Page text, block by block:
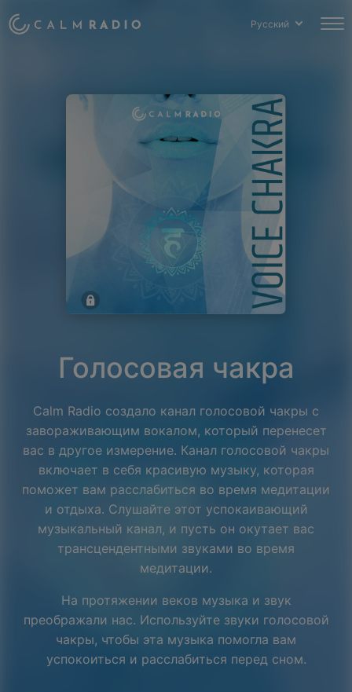
Русский
Голосовая чакра
Calm Radio создало канал голосовой чакры с
завораживающим вокалом, который перенесет
вас в другое измерение. Канал голосовой чакры
включает в себя красивую музыку, которая
поможет вам расслабиться во время медитации
и отдыха. Слушайте этот успокаивающий
музыкальный канал, и пусть он окутает вас
трансцендентными звуками во время
медитации.
На протяжении веков музыка и звук
преображали нас. Используйте звуки голосовой
чакры, чтобы эта музыка помогла вам
успокоиться и расслабиться перед сном.
Facebook
Twitter